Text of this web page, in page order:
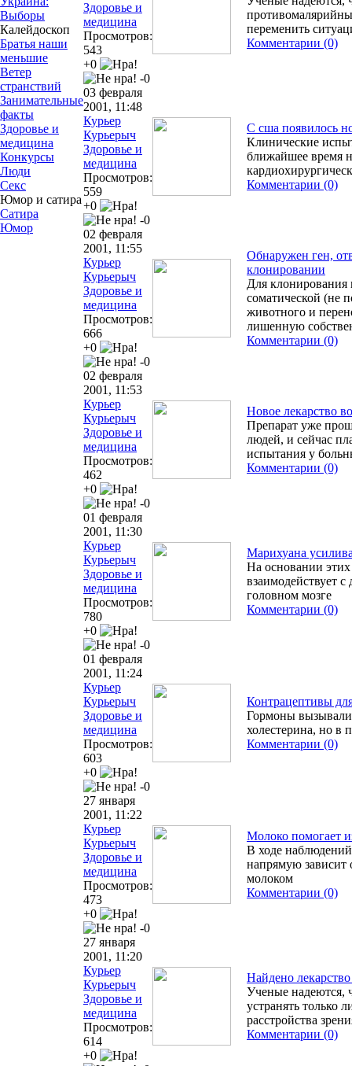
Выборы
Калейдоскоп
Братья наши
меньшие
Ветер
странствий
Занимательные
факты
Здоровье и
медицина
Конкурсы
Люди
Секс
Юмор и сатира
Сатира
Юмор
Здоровье и
медицина
Просмотров:
543
+0
-0
переменить
Комментарии (0)
03 февраля
2001, 11:48
Курьер
Курьерыч
Здоровье и
медицина
Просмотров:
559
+0
-0
С сша появилось
Клинические
ближайшее время
Комментарии (0)
02 февраля
2001, 11:55
Курьер
Курьерыч
Здоровье и
медицина
Просмотров:
666
+0
-0
Обнаружен ген,
клонировании
Для клонирования
соматической (не
животного и
лишенную
Комментарии (0)
02 февраля
2001, 11:53
Курьер
Курьерыч
Здоровье и
медицина
Просмотров:
462
+0
-0
Новое лекарство
Препарат уже
людей, и сейчас
испытания у
Комментарии (0)
01 февраля
2001, 11:30
Курьер
Курьерыч
Здоровье и
медицина
Просмотров:
780
+0
-0
Марихуана
На основании
взаимодействует
головном мозге
Комментарии (0)
01 февраля
2001, 11:24
Курьер
Курьерыч
Здоровье и
медицина
Просмотров:
603
+0
-0
Контрацептивы
Гормоны
холестерина, но в
Комментарии (0)
27 января
2001, 11:22
Курьер
Курьерыч
Здоровье и
медицина
Просмотров:
473
+0
-0
Молоко помогает
В ходе
напрямую зависит
молоком
Комментарии (0)
27 января
2001, 11:20
Курьер
Курьерыч
Здоровье и
медицина
Просмотров:
614
+0
Найдено
Ученые надеются,
устранять только
расстройства
Комментарии (0)